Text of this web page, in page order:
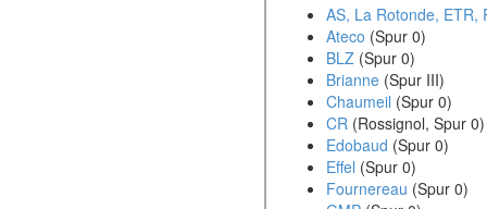
AS, La Rotonde, ETR,
Ateco (Spur 0)
BLZ (Spur 0)
Brianne (Spur III)
Chaumeil (Spur 0)
CR (Rossignol, Spur 0)
Edobaud (Spur 0)
Effel (Spur 0)
Fournereau (Spur 0)